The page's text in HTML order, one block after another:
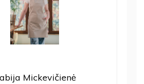
Mickevičienė